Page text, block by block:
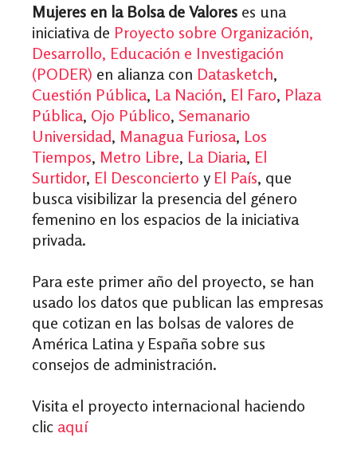
Mujeres en la Bolsa de Valores es una
iniciativa de Proyecto sobre Organización,
Desarrollo, Educación e Investigación
(PODER) en alianza con Datasketch,
Cuestión Pública, La Nación, El Faro, Plaza
Pública, Ojo Público, Semanario
Universidad, Managua Furiosa, Los
Tiempos, Metro Libre, La Diaria, El
Surtidor, El Desconcierto y El País, que
busca visibilizar la presencia del género
femenino en los espacios de la iniciativa
privada.
Para este primer año del proyecto, se han
usado los datos que publican las empresas
que cotizan en las bolsas de valores de
América Latina y España sobre sus
consejos de administración.
Visita el proyecto internacional haciendo
clic aquí